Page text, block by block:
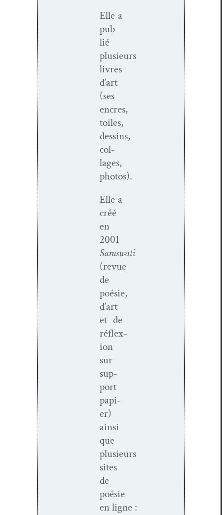
Elle a
pub­
lié
plusieurs
livres
d’art
(ses
encres,
toiles,
dessins,
col­
lages,
photos).
Elle a
créé
en
2001
Saraswati
(revue
de
poésie,
d’art
et de
réflex­
ion
sur
sup­
port
papi­
er)
ain­si
que
plusieurs
sites
de
poésie
en ligne :